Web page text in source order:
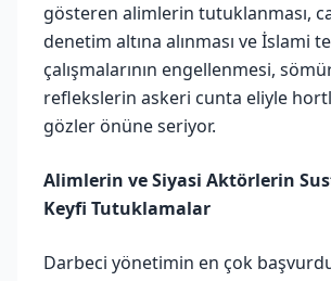
gösteren alimlerin tutuklanması,
denetim altına alınması ve İslami
çalışmalarının engellenmesi,
reflekslerin askeri cunta eliyle
gözler önüne seriyor.
Alimlerin ve Siyasi Aktörlerin
Keyfi Tutuklamalar
Darbeci yönetimin en çok